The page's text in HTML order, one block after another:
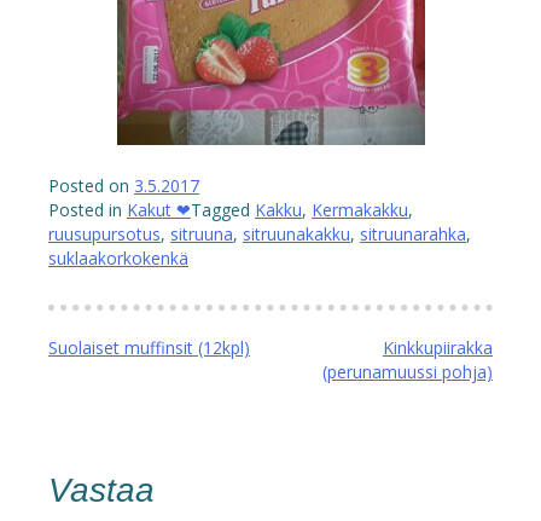
Posted on 3.5.2017
Posted in Kakut ❤Tagged Kakku, Kermakakku,
ruusupursotus, sitruuna, sitruunakakku, sitruunarahka,
suklaakorkokenkä
Artikkelien
Suolaiset muffinsit (12kpl)
Kinkkupiirakka
(perunamuussi pohja)
Vastaa